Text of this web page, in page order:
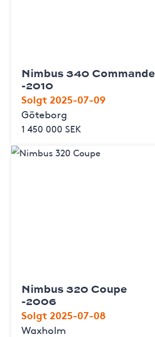
Nimbus 340
-2010
Solgt 2025-07-09
Göteborg
1 450 000 SEK
Nimbus 320 Coupe
-2006
Solgt 2025-07-08
Waxholm